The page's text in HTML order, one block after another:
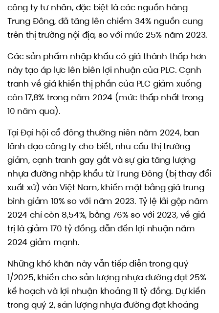
công ty tư nhân, đặc biệt là các nguồn hàng
Trung Đông, đã tăng lên chiếm 34% nguồn cung
trên thị trường nội địa, so với mức 25% năm 2023.
Các sản phẩm nhập khẩu có giá thành thấp hơn
này tạo áp lực lên biên lợi nhuận của PLC. Cạnh
tranh về giá khiến thị phần của PLC giảm xuống
còn 17,8% trong năm 2024 (mức thấp nhất trong
10 năm qua).
Tại Đại hội cổ đông thường niên năm 2024, ban
lãnh đạo công ty cho biết, nhu cầu thị trường
giảm, cạnh tranh gay gắt và sự gia tăng lượng
nhựa đường nhập khẩu từ Trung Đông (bị thay đổi
xuất xứ) vào Việt Nam, khiến mặt bằng giá trung
bình giảm 10% so với năm 2023. Tỷ lệ lãi gộp năm
2024 chỉ còn 8,54%, bằng 76% so với 2023, về giá
trị là giảm 170 tỷ đồng, dẫn đến lợi nhuận năm
2024 giảm mạnh.
Những khó khăn này vẫn tiếp diễn trong quý
1/2025, khiến cho sản lượng nhựa đường đạt 25%
kế hoạch và lợi nhuận khoảng 11 tỷ đồng. Dự kiến
trong quý 2, sản lượng nhựa đường đạt khoảng